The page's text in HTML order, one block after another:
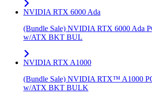
NVIDIA RTX 6000 Ada
(Bundle Sale) NVIDIA RTX 6000 Ada
w/ATX BKT BUL
NVIDIA RTX A1000
(Bundle Sale) NVIDIA RTX™ A1000
w/ATX BKT BULK